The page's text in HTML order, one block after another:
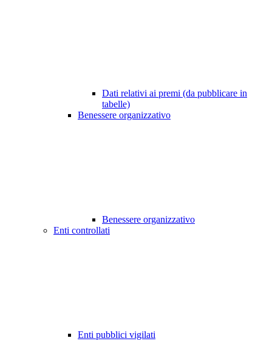
Dati relativi ai premi (da pubblicare in
tabelle)
Benessere organizzativo
Benessere organizzativo
Enti controllati
Enti pubblici vigilati